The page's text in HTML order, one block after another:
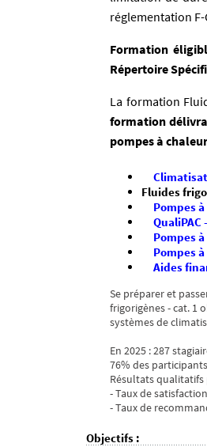
réglementation
Formation
Répertoire
La formation
formation
pompes à
Fluides
Pompes
Pompes
Pompes
Aides
Se préparer et
frigorigènes - cat. 1
systèmes de
En 2025 : 287
76% des
Résultats qualitatifs
- Taux de
- Taux de
Objectifs :